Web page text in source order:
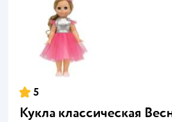
5
Кукла классическая